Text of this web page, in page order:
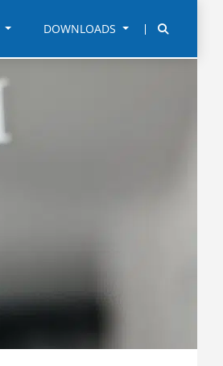
DOWNLOADS